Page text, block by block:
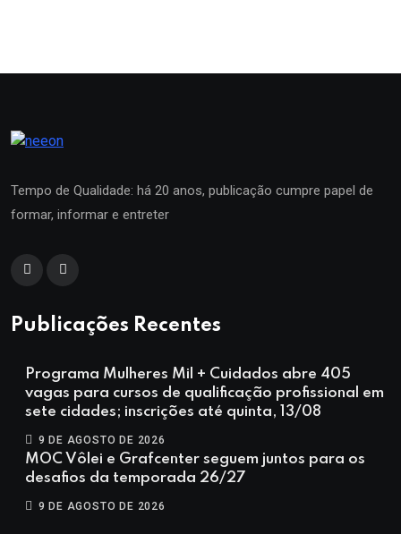
Tempo de Qualidade: há 20 anos, publicação cumpre papel de
formar, informar e entreter
Publicações Recentes
Programa Mulheres Mil + Cuidados abre 405
vagas para cursos de qualificação profissional em
sete cidades; inscrições até quinta, 13/08
9 DE AGOSTO DE 2026
MOC Vôlei e Grafcenter seguem juntos para os
desafios da temporada 26/27
9 DE AGOSTO DE 2026